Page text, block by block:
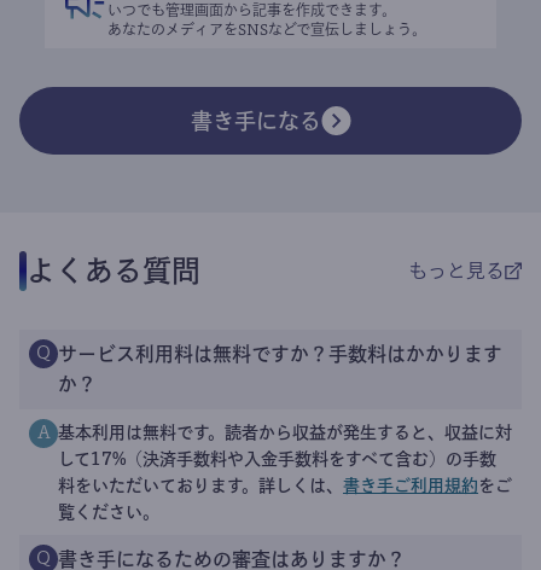
いつでも管理画面から記事を作成できます。
あなたのメディアをSNSなどで宣伝しましょう。
書き手になる
よくある質問 もっと見る
Q サービス利用料は無料ですか？手数料はかかります
か？
A 基本利用は無料です。読者から収益が発生すると、収益に対
して17%（決済手数料や入金手数料をすべて含む）の手数
料をいただいております。詳しくは、 書き手ご利用規約 をご
覧ください。
Q 書き手になるための審査はありますか？